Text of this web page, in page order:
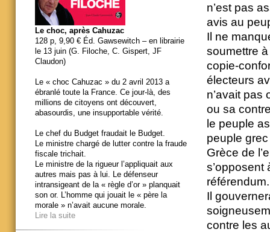
n’est pas
avis au
Il ne
soumettre
copie-
électeurs
n’avait pas
ou sa
le peuple
peuple
Grèce de
s’opposent
référendum.
Il
contre les
Le choc, après Cahuzac
128 p, 9,90 € Éd. Gawsewitch – en librairie
le 13 juin (G. Filoche, C. Gispert, JF
Claudon)
Le « choc Cahuzac » du 2 avril 2013 a
ébranlé toute la France. Ce jour-là, des
millions de citoyens ont découvert,
abasourdis, une insupportable vérité.
Le chef du Budget fraudait le Budget.
Le ministre chargé de lutter contre la fraude
fiscale trichait.
Le ministre de la rigueur l’appliquait aux
autres mais pas à lui. Le défenseur
intransigeant de la « règle d’or » planquait
son or. L’homme qui jouait le « père la
morale » n’avait aucune morale.
Lire la suite